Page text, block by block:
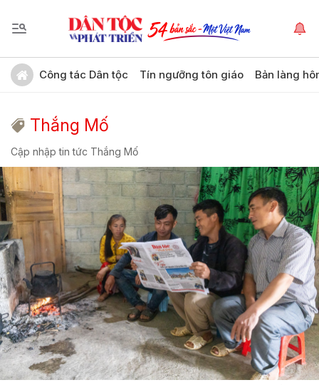
Công tác Dân tộc Tín ngưỡng tôn giáo Bản làng
Thắng Mố
Cập nhập tin tức Thắng Mố